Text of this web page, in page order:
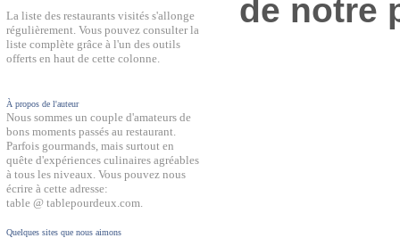
La liste des restaurants visités s'allonge
régulièrement. Vous pouvez consulter la
liste complète grâce à l'un des outils
offerts en haut de cette colonne.
À propos de l'auteur
Nous sommes un couple d'amateurs de
bons moments passés au restaurant.
Parfois gourmands, mais surtout en
quête d'expériences culinaires agréables
à tous les niveaux. Vous pouvez nous
écrire à cette adresse:
table @ tablepourdeux.com.
Quelques sites que nous aimons
de notre